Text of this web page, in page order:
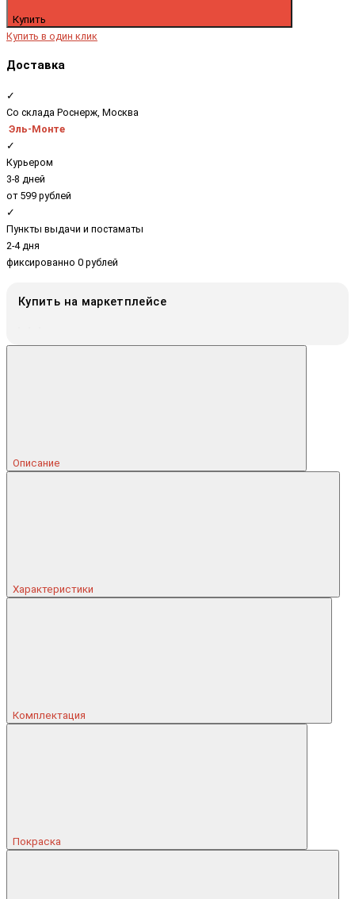
Купить
Купить в один клик
Доставка
✓
Со склада Роснерж, Москва
Эль-Монте
✓
Курьером
3-8 дней
от 599 рублей
✓
Пункты выдачи и постаматы
2-4 дня
фиксированно 0 рублей
Купить на маркетплейсе
Описание
Характеристики
Комплектация
Покраска